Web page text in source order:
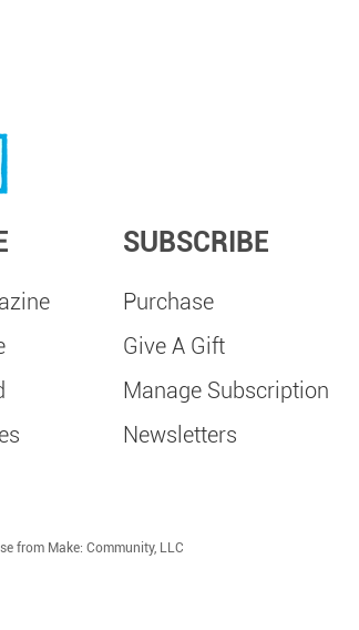
SUBSCRIBE
Purchase
Give A Gift
Manage Subscription
Newsletters
from Make: Community, LLC